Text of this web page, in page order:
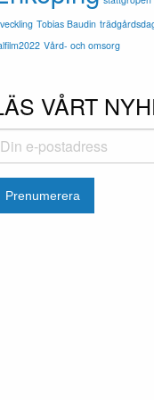
Tobias Baudin
Vård- och omsorg
VÅRT